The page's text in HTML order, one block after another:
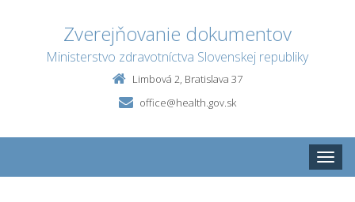
Zverejňovanie dokumentov
Ministerstvo zdravotníctva Slovenskej republiky
Limbová 2, Bratislava 37
office@health.gov.sk
Toggle